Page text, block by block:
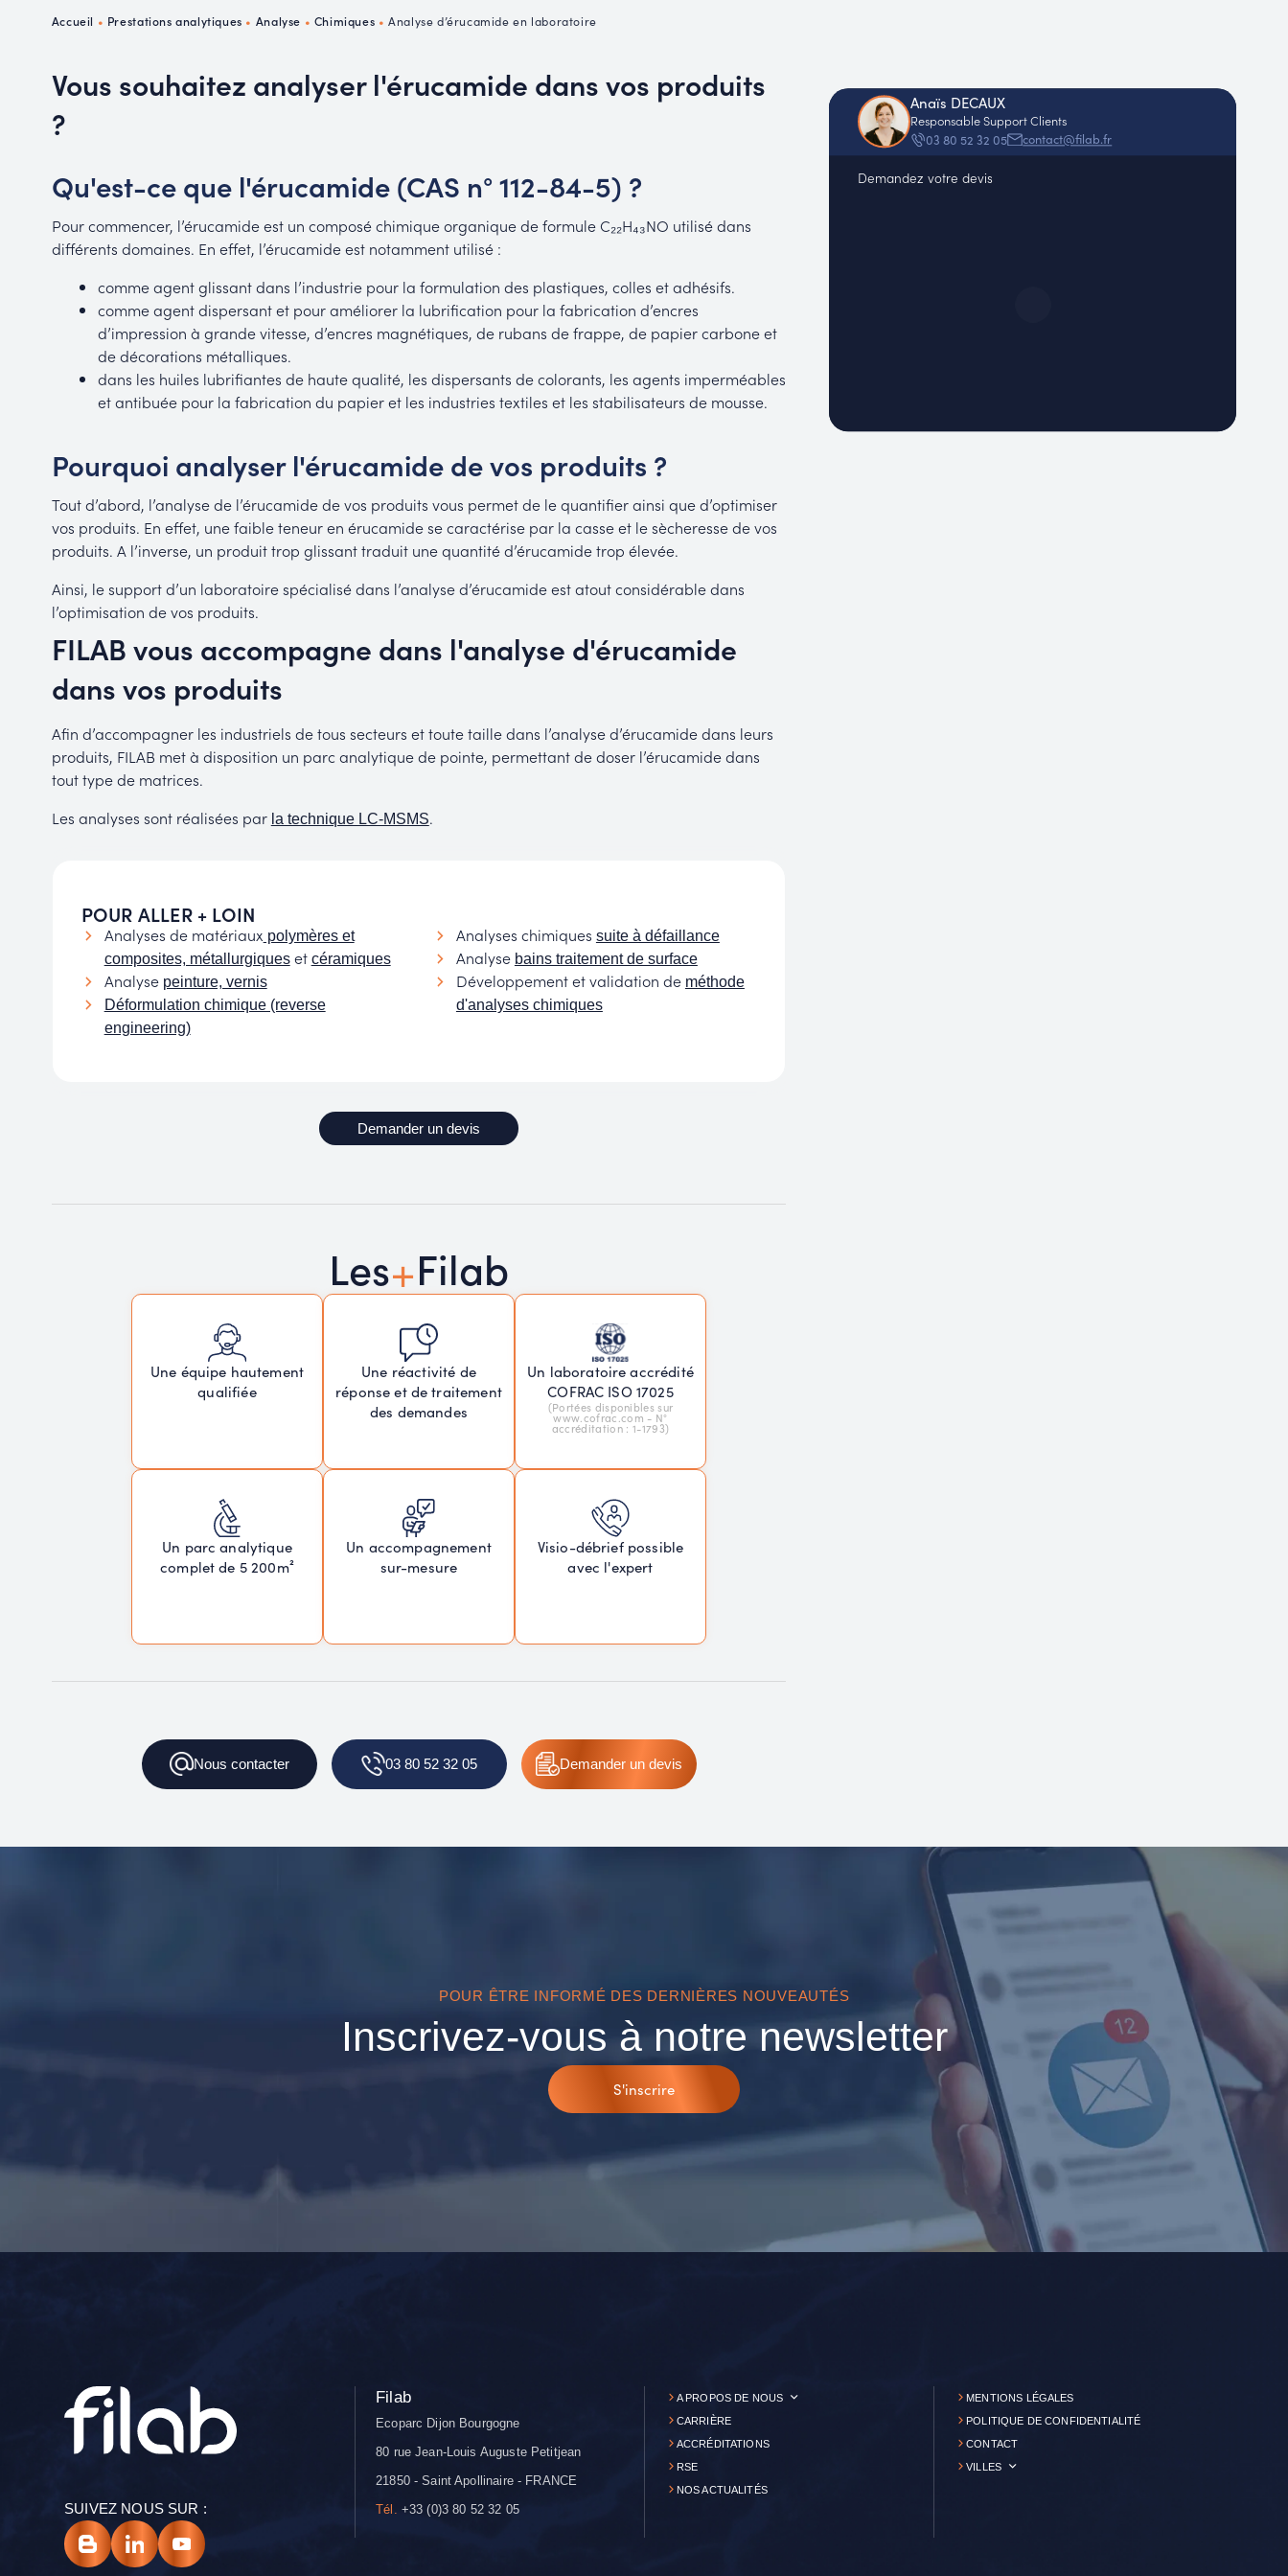
PMUC
REACH
Accueil • Prestations analytiques • Analyse • Chimiques •Analyse d’érucamide en laboratoire
Vous souhaitez analyser l'érucamide dans vos produits
?
Qu'est-ce que l'érucamide (CAS n° 112-84-5) ?
Pour commencer, l’érucamide est un composé chimique organique de formule C₂₂H₄₃NO utilisé dans
différents domaines. En effet, l’érucamide est notamment utilisé :
comme agent glissant dans l’industrie pour la formulation des plastiques, colles et adhésifs.
comme agent dispersant et pour améliorer la lubrification pour la fabrication d’encres
d’impression à grande vitesse, d’encres magnétiques, de rubans de frappe, de papier carbone et
de décorations métalliques.
dans les huiles lubrifiantes de haute qualité, les dispersants de colorants, les agents imperméables
et antibuée pour la fabrication du papier et les industries textiles et les stabilisateurs de mousse.
Pourquoi analyser l'érucamide de vos produits ?
Tout d’abord, l’analyse de l’érucamide de vos produits vous permet de le quantifier ainsi que d’optimiser
vos produits. En effet, une faible teneur en érucamide se caractérise par la casse et le sècheresse de vos
produits. A l’inverse, un produit trop glissant traduit une quantité d’érucamide trop élevée.
Ainsi, le support d’un laboratoire spécialisé dans l’analyse d’érucamide est atout considérable dans
l’optimisation de vos produits.
FILAB vous accompagne dans l'analyse d'érucamide
dans vos produits
Afin d’accompagner les industriels de tous secteurs et toute taille dans l’analyse d’érucamide dans leurs
produits, FILAB met à disposition un parc analytique de pointe, permettant de doser l’érucamide dans
tout type de matrices.
Les analyses sont réalisées par la technique LC-MSMS.
POUR ALLER + LOIN
Analyses de matériaux polymères et
composites, métallurgiqueset céramiques
Analyse peinture, vernis
Déformulation chimique (reverse
engineering)
Analyses chimiques suite à défaillance
Analyse bains traitement de surface
Développement et validation de méthode
d'analyses chimiques
Demander un devis
Les+Filab
Une équipe hautement
qualifiée
Une réactivité de
réponse et de traitement
des demandes
Un laboratoire accrédité
COFRAC ISO 17025
(Portées disponibles sur
www.cofrac.com - N°
accréditation : 1-1793)
Un parc analytique
complet de 5 200m²
Un accompagnement
sur-mesure
Visio-débrief possible
avec l'expert
Nous contacter 03 80 52 32 05 Demanderun devis
Anaïs DECAUX
Responsable Support Clients
03 80 52 32 05
contact@filab.fr
Demandez votre devis
POUR ÊTRE INFORMÉ DES DERNIÈRES NOUVEAUTÉS
Inscrivez-vous à notre newsletter
S'inscrire
SUIVEZ NOUS SUR :
Filab
Ecoparc Dijon Bourgogne
80 rue Jean-Louis Auguste Petitjean
21850 - Saint Apollinaire - FRANCE
Tél.
+33 (0)3 80 52 32 05
A PROPOS DE NOUS
CARRIÈRE
ACCRÉDITATIONS
RSE
NOS ACTUALITÉS
MENTIONS LÉGALES
POLITIQUE DE CONFIDENTIALITÉ
CONTACT
VILLES